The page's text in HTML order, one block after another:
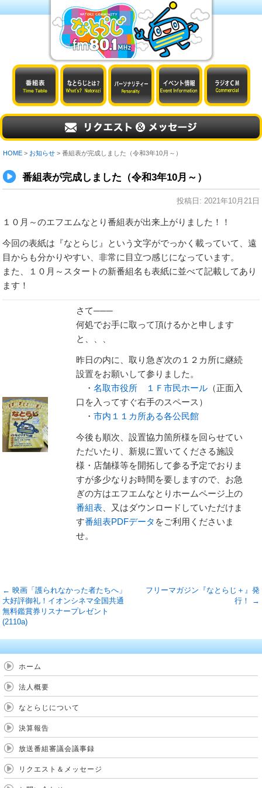
HOME > お知らせ > 番組表が完成しました（令和3年10月～）
番組表が完成しました（令和3年10月～）
投稿日: 2021年10月21日
１０月～のエフエムなとり番組表が出来上がりました！！
今回の表紙は『なとらじ』という文字がでっかく載っていて、遠
目からも分かりやすい、非常に目立つ感じになっています。
また、１０月～スタートの新番組名も表紙に並べて記載してあり
ます！
さて───
何処でお手に取って頂けるかと申します
と、、、
昨日の内に、取り急ぎ次の１２カ所に継続
設置をお願いして参りました。
・ 名取市役所 １Ｆ市民ホール （正面入
口を入ってすぐ右手のスペース）
・ 市内１１カ所ある各公民館
今後も順次、設置協力箇所様を回らせてい
ただいたり、新規に置いてくださる施設
様・店舗様等を開拓して参る予定でおりま
すが多少なりお時間を要しますので、お急
ぎの方はエフエムなとりホームページ上の
番組表 、又はダウンロードしていただけま
す番組表PDFデータ をご利用くださいま
せ。
← 映画「護られなかった者たちへ」
大好評御礼！イオンシネマ全国共通
無料鑑賞券リスナープレゼント
(2110a)
フリーマガジン『なとらじ＋』発
行！
→
ホーム
法人概要
なとらじについて
決算報告
放送番組審議会議事録
リクエスト＆メッセージ